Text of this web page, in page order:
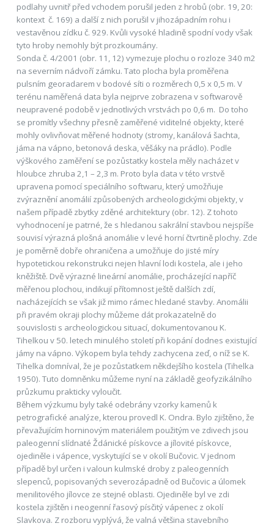
podlahy uvnitř před vchodem porušil jeden z hrobů (obr. 19, 20:
kontext č. 169) a další z nich porušil v jihozápadním rohu i
vestavěnou zídku č. 929. Kvůli vysoké hladině spodní vody však
tyto hroby nemohly být prozkoumány.
Sonda č. 4/2001 (obr. 11, 12) vymezuje plochu o rozloze 340 m2
na severním nádvoří zámku. Tato plocha byla proměřena
pulsním georadarem v bodové síti o rozměrech 0,5 x 0,5 m. V
terénu naměřená data byla nejprve zobrazena v softwarově
neupravené podobě v jednotlivých vrstvách po 0,6 m. Do toho
se promítly všechny přesně zaměřené viditelné objekty, které
mohly ovlivňovat měřené hodnoty (stromy, kanálová šachta,
jáma na vápno, betonová deska, věšáky na prádlo). Podle
výškového zaměření se pozůstatky kostela měly nacházet v
hloubce zhruba 2,1 – 2,3 m. Proto byla data v této vrstvě
upravena pomocí speciálního softwaru, který umožňuje
zvýraznění anomálií způsobených archeologickými objekty, v
našem případě zbytky zděné architektury (obr. 12). Z tohoto
vyhodnocení je patrné, že s hledanou sakrální stavbou nejspíše
souvisí výrazná plošná anomálie v levé horní čtvrtině plochy. Zde
je poměrně dobře ohraničena a umožňuje do jisté míry
hypotetickou rekonstrukci nejen hlavní lodi kostela, ale i jeho
kněžiště. Dvě výrazné lineární anomálie, procházející napříč
měřenou plochou, indikují přítomnost ještě dalších zdí,
nacházejících se však již mimo rámec hledané stavby. Anomálii
při pravém okraji plochy můžeme dát prokazatelně do
souvislosti s archeologickou situací, dokumentovanou K.
Tihelkou v 50. letech minulého století při kopání dodnes existující
jámy na vápno. Výkopem byla tehdy zachycena zeď, o níž se K.
Tihelka domníval, že je pozůstatkem někdejšího kostela (Tihelka
1950). Tuto domněnku můžeme nyní na základě geofyzikálního
průzkumu prakticky vyloučit.
Během výzkumu byly také odebrány vzorky kamenů k
petrografické analýze, kterou provedl K. Ondra. Bylo zjištěno, že
převažujícím horninovým materiálem použitým ve zdivech jsou
paleogenní slídnaté Ždánické pískovce a jílovité pískovce,
ojediněle i vápence, vyskytující se v okolí Bučovic. V jednom
případě byl určen i valoun kulmské droby z paleogenních
slepenců, popisovaných severozápadně od Bučovic a úlomek
menilitového jílovce ze stejné oblasti. Ojediněle byl ve zdi
kostela zjištěn i neogenní řasový písčitý vápenec z okolí
Slavkova. Z rozboru vyplývá, že valná většina stavebního